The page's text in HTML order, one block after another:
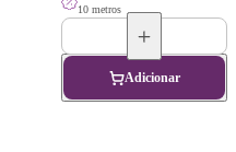
10 metros
Adicionar